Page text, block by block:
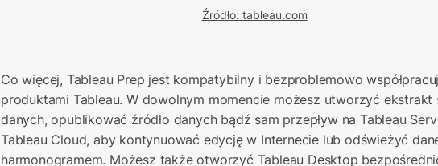
Źródło: tableau.com
Co więcej, Tableau Prep jest kompatybilny i bezproblemowo
produktami Tableau. W dowolnym momencie możesz utworzyć ekstrakt
danych, opublikować źródło danych bądź sam przepływ na Tableau
Tableau Cloud, aby kontynuować edycję w Internecie lub odświeżyć
harmonogramem. Możesz także otworzyć Tableau Desktop